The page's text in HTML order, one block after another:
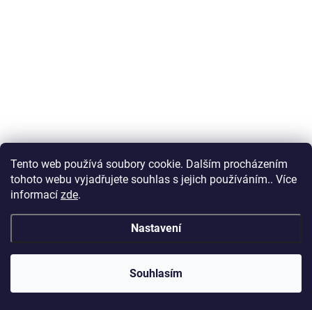
Tento web používá soubory cookie. Dalším procházením
tohoto webu vyjadřujete souhlas s jejich používáním.. Více
informací zde.
Nastavení
Souhlasím